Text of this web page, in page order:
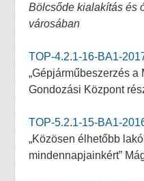
Bölcsőde kialakítás és
városában
TOP-4.2.1-16-BA1-
„Gépjárműbeszerzés
Gondozási Központ
TOP-5.2.1-15-BA1-
„Közösen élhetőbb
mindennapjainkért”